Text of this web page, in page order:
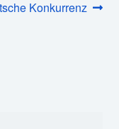
Konkurrenz